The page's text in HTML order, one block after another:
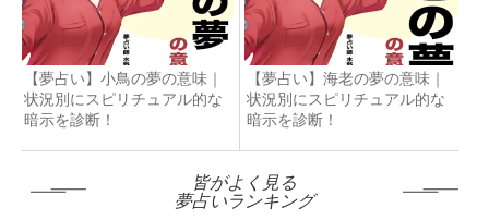
【夢占い】小鳥の夢の意味｜
状況別にスピリチュアル的な
暗示を診断！
【夢占い】海老の夢の意味｜
状況別にスピリチュアル的な
暗示を診断！
皆がよく見る
夢占いランキング